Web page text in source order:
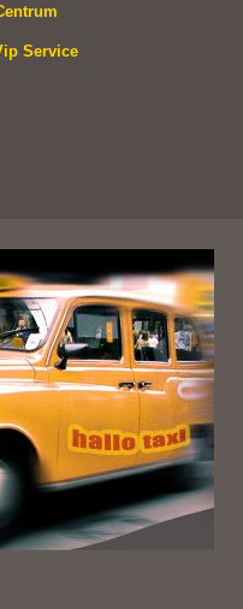
Service